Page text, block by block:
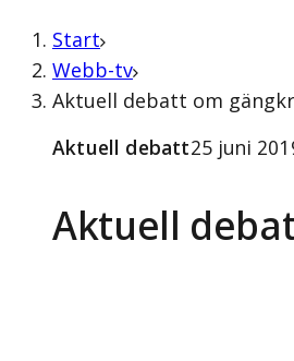
Start
Webb-tv
Aktuell debatt om
Aktuell
Aktuell debatt25 juni